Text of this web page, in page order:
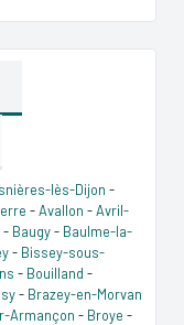
lès-Dijon -
-Avallon -Avril-
- Baugy- Baulme-la-
- Bissey-sous-
- Bouilland -
- Brazey-en-Morvan
Armançon - Broye -